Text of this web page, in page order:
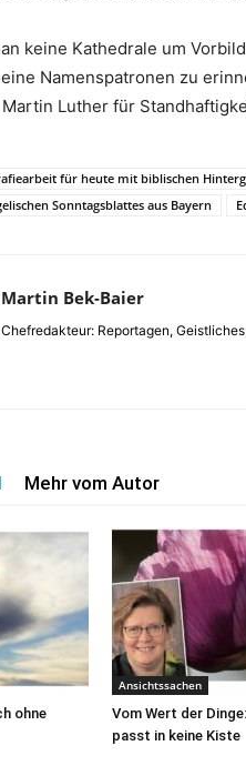
keine Kathedrale um
Namenspatronen zu
Luther für
für heute mit biblischen
Sonntagsblattes aus Bayern
Martin Bek-Baier
Chefredakteur: Reportagen,
Mehr vom Autor
ohne
Ansichtssachen
Vom Wert der
passt in keine Kiste